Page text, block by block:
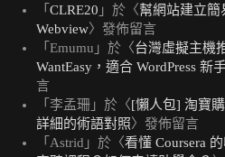
「 CLRE20 」於〈幫網站建立簡
Webview〉發佈留言
「 Emumu 」於〈台灣虛擬主機
WantEasy，適合 WordPress 新
言
「 李孟珊 」於〈[懶人包] 淘寶
詳細的術語對照〉發佈留言
「 Astrid 」於〈看懂 Coursera